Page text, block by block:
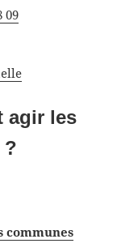
09
agir les
?
communes